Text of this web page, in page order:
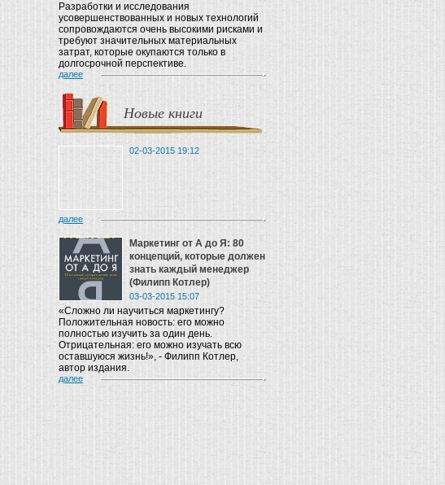
Разработки и исследования
усовершенствованных и новых технологий
сопровождаются очень высокими рисками и
требуют значительных материальных
затрат, которые окупаются только в
долгосрочной перспективе.
далее
Новые книги
02-03-2015 19:12
далее
Маркетинг от A до Я: 80
концепций, которые должен
знать каждый менеджер
(Филипп Котлер)
03-03-2015 15:07
«Сложно ли научиться маркетингу?
Положительная новость: его можно
полностью изучить за один день.
Отрицательная: его можно изучать всю
оставшуюся жизнь!», - Филипп Котлер,
автор издания.
далее